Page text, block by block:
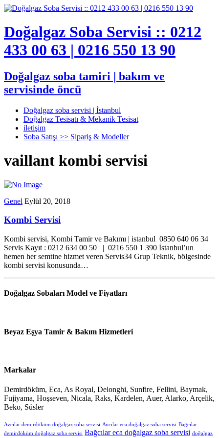
Doğalgaz Soba Servisi :: 0212
433 00 63 | 0216 550 13 90
Doğalgaz soba tamiri | bakım ve
servisinde öncü
Doğalgaz soba servisi | İstanbul
Doğalgaz Tesisatı & Mekanik Tesisat
iletişim
Soba Satışı >> Sipariş & Modeller
vaillant kombi servisi
Genel Eylül 20, 2018
Kombi Servisi
Kombi servisi, Kombi Tamir ve Bakımı | istanbul 0850 640 06 34
Servis Kayıt : 0212 634 00 50 | 0216 550 1 390 İstanbul’un
hemen her semtine hizmet veren Servis34 Grup Teknik, bölgesinde
kombi servisi konusunda…
Doğalgaz Sobaları Model ve Fiyatları
Beyaz Eşya Tamir & Bakım Hizmetleri
Markalar
Demirdöküm, Eca, As Royal, Delonghi, Sunfire, Fellini, Baymak,
Fujiyama, Hoşseven, Nicala, Raks, Kardelen, Auer, Alarko, Arçelik,
Beko, Süsler
Avcılar demirdöküm doğalgaz soba servisi Avcılar eca doğalgaz soba servisi Bağcılar
demirdöküm doğalgaz soba servisi Bağcılar eca doğalgaz soba servisi doğalgaz